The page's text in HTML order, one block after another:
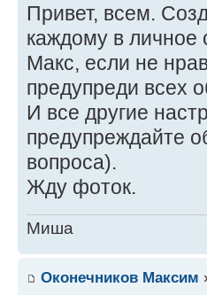
Привет, всем.
каждому в личное
Макс, если не
предупреди всех
И все другие
предупреждайте
вопроса).
Жду фоток.
Миша
Оконечников Максим